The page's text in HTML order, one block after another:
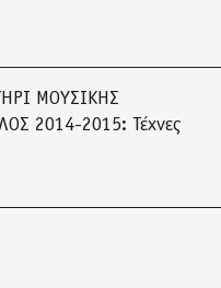
ΜΟΥΣΙΚΗΣ
2014-2015: Τέχνες